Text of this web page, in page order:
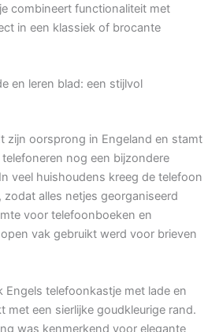
combineert functionaliteit met
in een klassiek of brocante
en leren blad: een stijlvol
zijn oorsprong in Engeland en stamt
nog een bijzondere
veel huishoudens kreeg de telefoon
zodat alles netjes georganiseerd
voor telefoonboeken en
vak gebruikt werd voor brieven
Engels telefoonkastje met lade en
met een sierlijke goudkleurige rand.
was kenmerkend voor elegante